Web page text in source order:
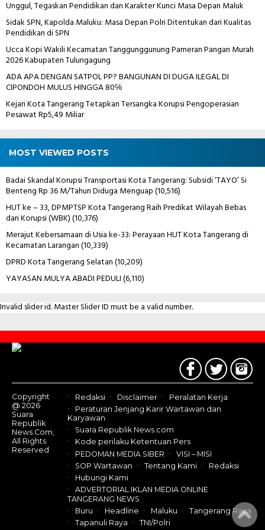
Unggul, Tegaskan Pendidikan dan Karakter Kunci Masa Depan Maluk
Sidak SPN, Kapolda Maluku: Masa Depan Polri Ditentukan dari Kualitas
Pendidikan di SPN
Ucca Kopi Wakili Kecamatan Tanggunggunung Pameran Pangan Murah
2026 Kabupaten Tulungagung
ADA APA DENGAN SATPOL PP? BANGUNAN DI DUGA ILEGAL DI
CIPONDOH MULUS HINGGA 80℅
Kejari Kota Tangerang Tetapkan Tersangka Korupsi Pengoperasian
Pesawat Rp5,49 Miliar
MOST VIEWED POSTS
Badai Skandal Korupsi Transportasi Kota Tangerang: Subsidi ‘TAYO’ Si
Benteng Rp 36 M/Tahun Diduga Menguap(10,516)
HUT ke – 33, DPMPTSP Kota Tangerang Raih Predikat Wilayah Bebas
dari Korupsi (WBK)(10,376)
Merajut Kebersamaan di Usia ke-33: Perayaan HUT Kota Tangerang di
Kecamatan Larangan(10,339)
DPRD Kota Tangerang Selatan(10,209)
YAYASAN MULYA ABADI PEDULI(6,110)
Invalid slider id. Master Slider ID must be a valid number.
Contact
Us
Copyright
@ 2026
Suara
Republik
News.Com,
All Rights
Reserved
Redaksi Disclaimer
Peralatan Kerja
Peraturan Jenjang Karir Wartawan dan
Karyawan
Suara Republik News.com
Kode perilaku Ketentuan Pers
PEDOMAN MEDIA SIBER
VISI – MISI
SOP Wartawan
Tentang Kami
Redaksi
Hubungi Kami
ADVERTORIAL IKLAN MEDIA ONLINE
TANGERANG NEWS
Buru
Headline Maluku
Tangerang Raya
Tapanuli Raya
TNI/Polri